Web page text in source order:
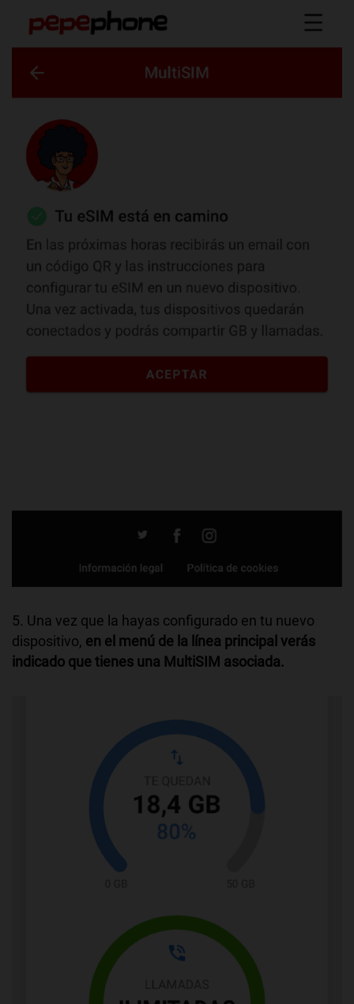
5. Una vez que la hayas configurado en tu nuevo
dispositivo, en el menú de la línea principal verás
indicado que tienes una MultiSIM asociada.